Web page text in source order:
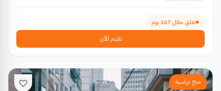
تغلق خلال 167 يوم
تقدم الآن
منح دراسية